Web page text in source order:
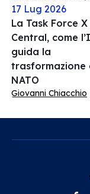
17 Lug 2026
La Task Force X
Central, come
guida la
trasformazione
NATO
Giovanni Chiacchio